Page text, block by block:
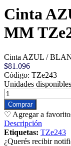
Cinta
MM
Cinta AZUL /
$81.096
Código: TZe243
Unidades
♡ Agregar a
Descripción
Etiquetas: TZe243
¿Querés recibir